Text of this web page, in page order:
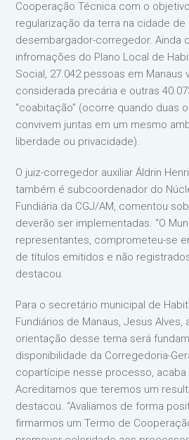
Cooperação Técnica com o
regularização da terra na cidade de
desembargador-corregedor. Ainda
infromações do Plano Local de
Social, 27.042 pessoas em Manaus
considerada precária e outras
“coabitação” (ocorre quando duas
convivem juntas em um mesmo
liberdade ou privacidade).
O juiz-corregedor auxiliar Áldrin
também é subcoordenador do
Fundiária da CGJ/AM, comentou
deverão ser implementadas. “O
representantes, comprometeu-se
de títulos emitidos e não
destacou.
Para o secretário municipal de
Fundiários de Manaus, Jesus Alves,
orientação desse tema será
disponibilidade da Corregedoria-
copartícipe nesse processo, acaba
Acreditamos que teremos um
destacou. “Avaliamos de forma
firmarmos um Termo de